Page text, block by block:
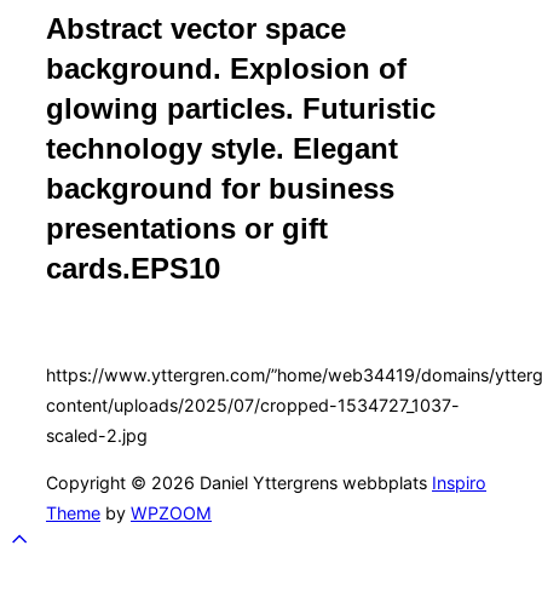
&
navigation
Abstract vector space
background. Explosion of
glowing particles. Futuristic
technology style. Elegant
background for business
presentations or gift
cards.EPS10
https://www.yttergren.com/”home/web34419/domains/
content/uploads/2025/07/cropped-1534727_1037-
scaled-2.jpg
Copyright © 2026 Daniel Yttergrens webbplats Inspiro
Theme by WPZOOM